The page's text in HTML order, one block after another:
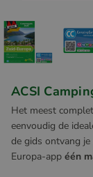
ACSI
Het meest
eenvoudig de
de gids ontvang je
Europa-app één